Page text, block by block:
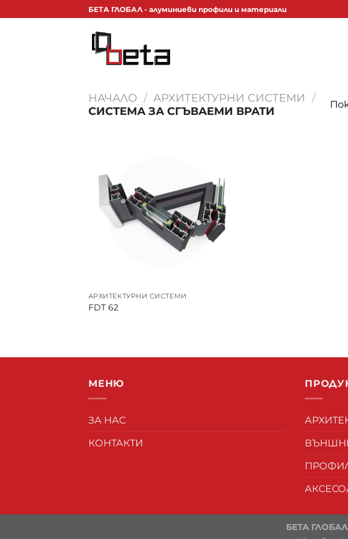
to
БЕТА ГЛОБАЛ - алуминиеви профили и материали
НАЧАЛО / АРХИТЕКТУРНИ СИСТЕМИ /
СИСТЕМА ЗА СГЪВАЕМИ ВРАТИ
АРХИТЕКТУРНИ СИСТЕМИ
FDT 62
МЕНЮ
ЗА НАС
КОНТАКТИ
БЕТА